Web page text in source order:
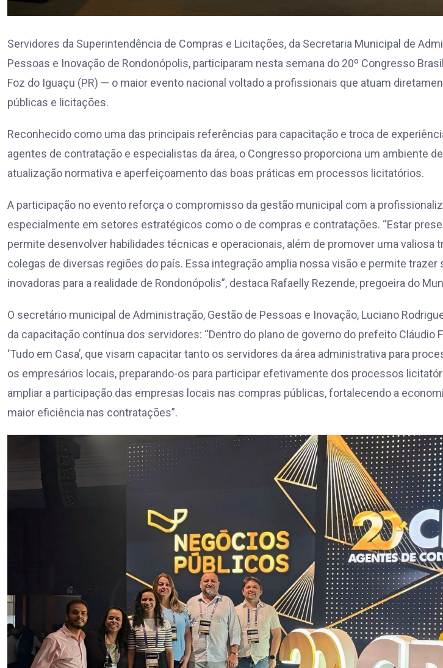
Servidores da Superintendência de Compras e Licitações, da Secretaria Municipal de
Pessoas e Inovação de Rondonópolis, participaram nesta semana do 20º Congresso
Foz do Iguaçu (PR) — o maior evento nacional voltado a profissionais que atuam
públicas e licitações.
Reconhecido como uma das principais referências para capacitação e troca de
agentes de contratação e especialistas da área, o Congresso proporciona um ambiente
atualização normativa e aperfeiçoamento das boas práticas em processos licitatórios.
A participação no evento reforça o compromisso da gestão municipal com a
especialmente em setores estratégicos como o de compras e contratações. “Estar
permite desenvolver habilidades técnicas e operacionais, além de promover uma valiosa
colegas de diversas regiões do país. Essa integração amplia nossa visão e permite trazer
inovadoras para a realidade de Rondonópolis”, destaca Rafaelly Rezende, pregoeira do
O secretário municipal de Administração, Gestão de Pessoas e Inovação, Luciano
da capacitação contínua dos servidores: “Dentro do plano de governo do prefeito Cláudio
‘Tudo em Casa’, que visam capacitar tanto os servidores da área administrativa para
os empresários locais, preparando-os para participar efetivamente dos processos
ampliar a participação das empresas locais nas compras públicas, fortalecendo a
maior eficiência nas contratações”.